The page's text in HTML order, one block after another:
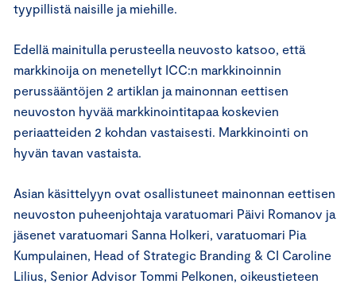
tyypillistä naisille ja miehille.
Edellä mainitulla perusteella neuvosto katsoo, että
markkinoija on menetellyt ICC:n markkinoinnin
perussääntöjen 2 artiklan ja mainonnan eettisen
neuvoston hyvää markkinointitapaa koskevien
periaatteiden 2 kohdan vastaisesti. Markkinointi on
hyvän tavan vastaista.
Asian käsittelyyn ovat osallistuneet mainonnan eettisen
neuvoston puheenjohtaja varatuomari Päivi Romanov ja
jäsenet varatuomari Sanna Holkeri, varatuomari Pia
Kumpulainen, Head of Strategic Branding & CI Caroline
Lilius, Senior Advisor Tommi Pelkonen, oikeustieteen